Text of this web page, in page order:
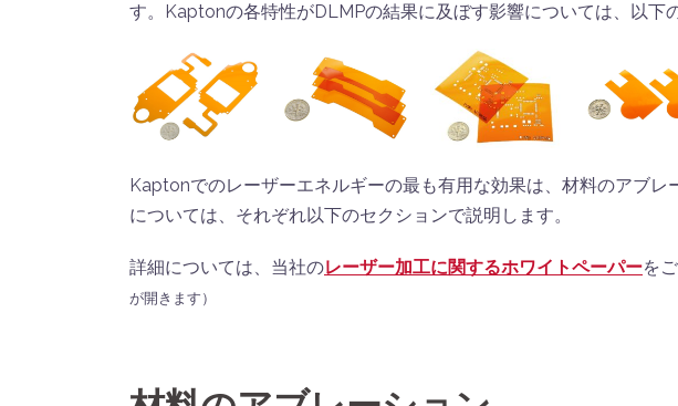
す。Kaptonの各特性がDLMPの結果に及ぼす影響については、以下
Kaptonでのレーザーエネルギーの最も有用な効果は、材料のアブ
については、それぞれ以下のセクションで説明します。
詳細については、当社のレーザー加工に関するホワイトペーパーを
が開きます）